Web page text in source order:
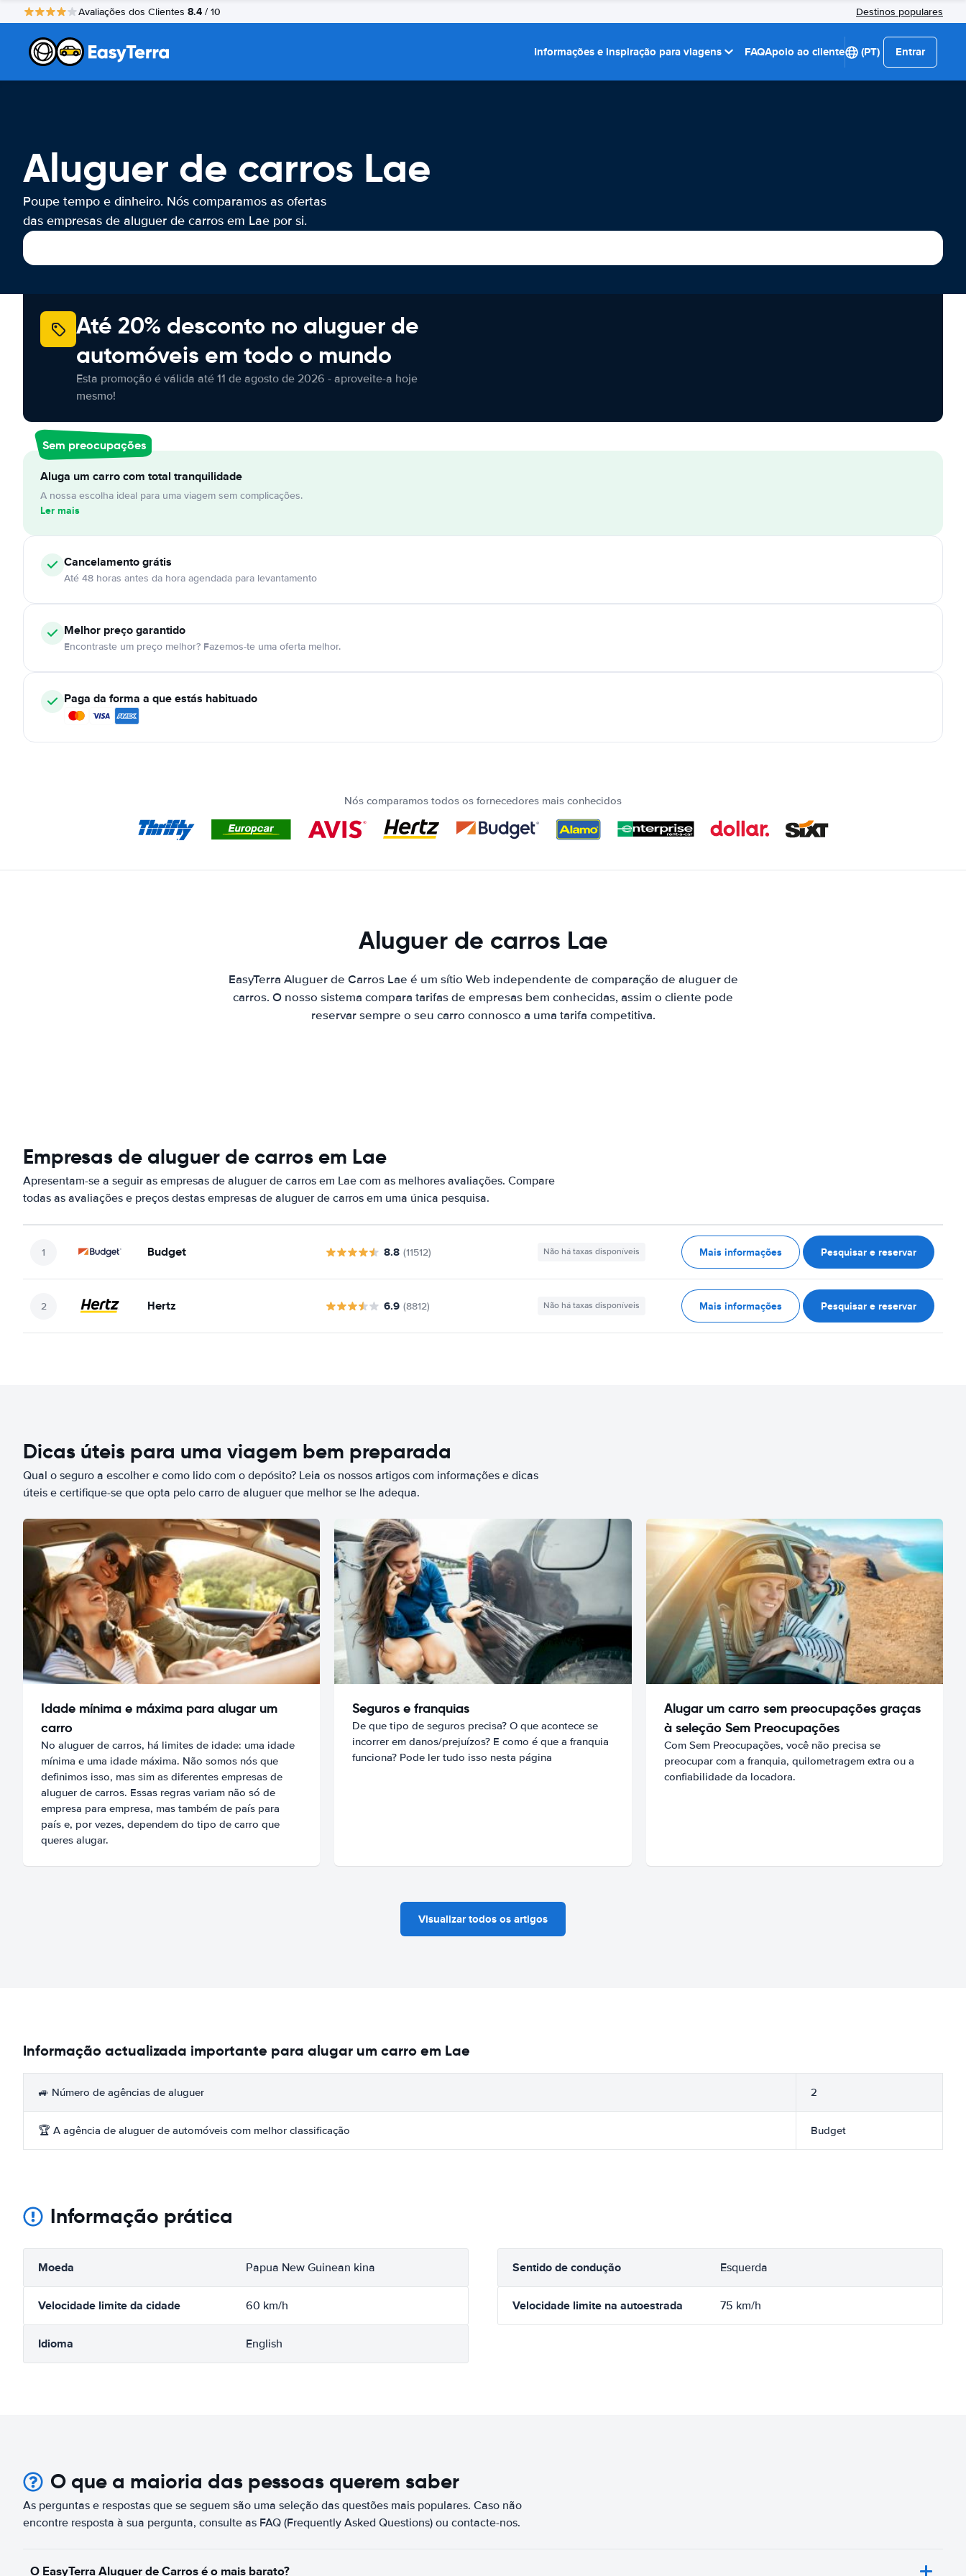
Avaliações dos Clientes 8.4 / 10 Destinos populares
Informações e inspiração para viagens FAQApoio ao cliente (PT) Entrar
Aluguer de carros Lae
Poupe tempo e dinheiro. Nós comparamos as ofertas
das empresas de aluguer de carros em Lae por si.
Até 20% desconto no aluguer de
automóveis em todo o mundo
Esta promoção é válida até 11 de agosto de 2026 - aproveite-a hoje
mesmo!
Sem preocupações
Aluga um carro com total tranquilidade
A nossa escolha ideal para uma viagem sem complicações.
Ler mais
Cancelamentográtis
Até 48 horas antes da hora agendada para levantamento
Melhor preço garantido
Encontraste um preço melhor? Fazemos-te uma oferta melhor.
Paga da forma a que estás habituado
Nós comparamos todos os fornecedores mais conhecidos
Aluguer de carros Lae
EasyTerra Aluguer de Carros Lae é um sítio Web independente de comparação de aluguer de
carros. O nosso sistema compara tarifas de empresas bem conhecidas, assim o cliente pode
reservar sempre o seu carro connosco a uma tarifa competitiva.
Empresas de aluguer de carros em Lae
Apresentam-se a seguir as empresas de aluguer de carros em Lae com as melhores avaliações. Compare
todas as avaliações e preços destas empresas de aluguer de carros em uma única pesquisa.
Budget 8.8 (11512) Não há taxas disponíveis Mais informações Pesquisar e reservar
Hertz 6.9 (8812) Não há taxas disponíveis Mais informações Pesquisar e reservar
Dicas úteis para uma viagem bem preparada
Qual o seguro a escolher e como lido com o depósito? Leia os nossos artigos com informações e dicas
úteis e certifique-se que opta pelo carro de aluguer que melhor se lhe adequa.
Idade mínima e máxima para alugar um
carro
No aluguer de carros, há limites de idade: uma idade
mínima e uma idade máxima. Não somos nós que
definimos isso, mas sim as diferentes empresas de
aluguer de carros. Essas regras variam não só de
empresa para empresa, mas também de país para
país e, por vezes, dependem do tipo de carro que
queres alugar.
Seguros e franquias
De que tipo de seguros precisa? O que acontece se
incorrer em danos/prejuízos? E como é que a franquia
funciona? Pode ler tudo isso nesta página
Alugar um carro sem preocupações graças
à seleção Sem Preocupações
Com Sem Preocupações, você não precisa se
preocupar com a franquia, quilometragem extra ou a
confiabilidade da locadora.
Visualizar todos os artigos
Informação actualizada importante para alugar um carro em Lae
🚙 Número de agências de aluguer 2
🏆 A agência de aluguer de automóveis com melhor classificação Budget
Informação prática
Moeda Papua New Guinean kina Sentido de condução Esquerda
Velocidade limite da cidade 60 km/h Velocidade limite na autoestrada 75 km/h
Idioma English
O que a maioria das pessoas querem saber
As perguntas e respostas que se seguem são uma seleção das questões mais populares. Caso não
encontre resposta à sua pergunta, consulte as FAQ (Frequently Asked Questions) ou contacte-nos.
O EasyTerra Aluguer de Carros é o mais barato?